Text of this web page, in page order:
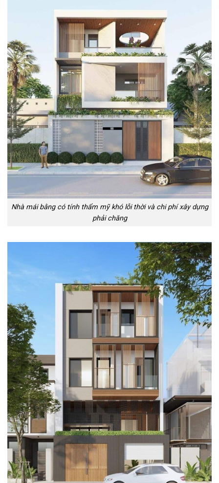
Nhà mái bằng có tính thẩm mỹ khó lỗi thời và chi phí xây dựng
phải chăng